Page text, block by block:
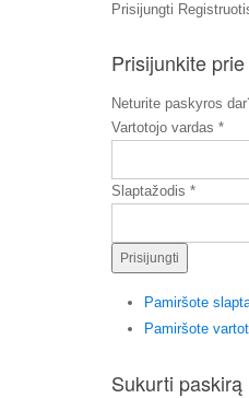
Prisijungti
Prisijunkite
Neturite paskyros
Vartotojo vardas *
Slaptažodis *
Pamiršote
Pamiršote
Sukurti paskirą